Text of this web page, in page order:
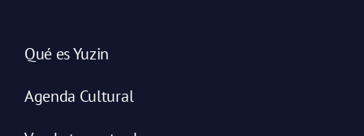
Qué es Yuzin
Agenda Cultural